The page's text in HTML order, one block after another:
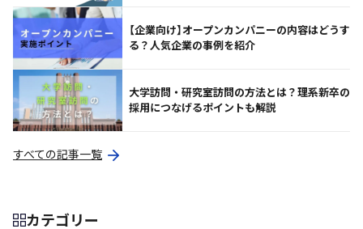
【企業向け】オープンカンパニーの内容はどうす
る？人気企業の事例を紹介
大学訪問・研究室訪問の方法とは？理系新卒の
採用につなげるポイントも解説
すべての記事一覧
カテゴリー